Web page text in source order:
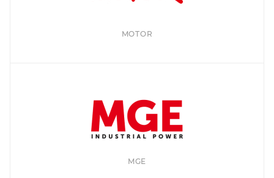
MOTOR
MGE